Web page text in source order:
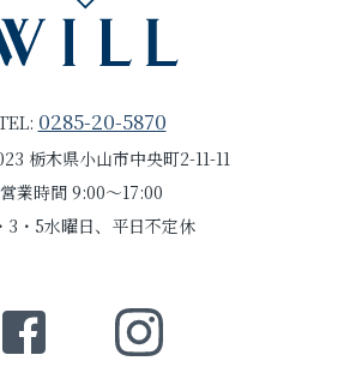
0285-20-5870
栃木県小山市中央町2-11-11
営業時間 9:00～17:00
3・5水曜日、平日不定休